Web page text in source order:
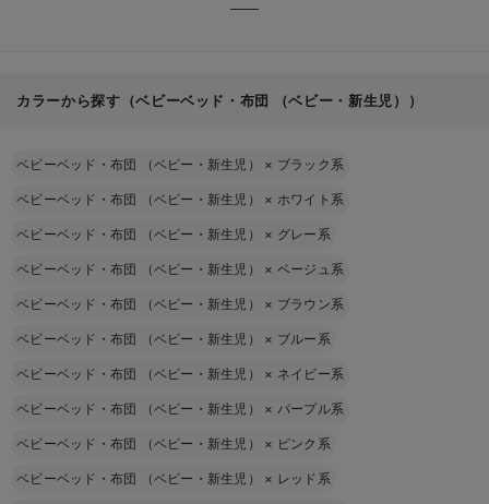
カラーから探す（ベビーベッド・布団 （ベビー・新生児））
ベビーベッド・布団 （ベビー・新生児） × ブラック系
ベビーベッド・布団 （ベビー・新生児） × ホワイト系
ベビーベッド・布団 （ベビー・新生児） × グレー系
ベビーベッド・布団 （ベビー・新生児） × ベージュ系
ベビーベッド・布団 （ベビー・新生児） × ブラウン系
ベビーベッド・布団 （ベビー・新生児） × ブルー系
ベビーベッド・布団 （ベビー・新生児） × ネイビー系
ベビーベッド・布団 （ベビー・新生児） × パープル系
ベビーベッド・布団 （ベビー・新生児） × ピンク系
ベビーベッド・布団 （ベビー・新生児） × レッド系